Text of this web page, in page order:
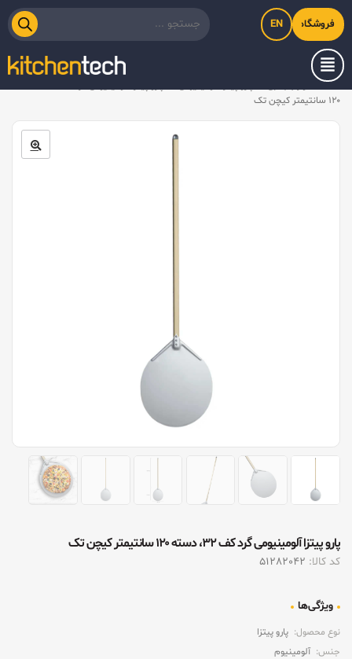
فروشگاه اینترنتی کیت‌لاین
EN
خانه
۱۲۰ سانتیمتر کیچن تک
پارو پیتزا آلومینیومی گرد کف ۳۲، دسته ۱۲۰ سانتیمتر کیچن تک
کد کالا: 51282042
ویژگی‌ها
نوع محصول: پارو پیتزا
جنس: آلومینیوم